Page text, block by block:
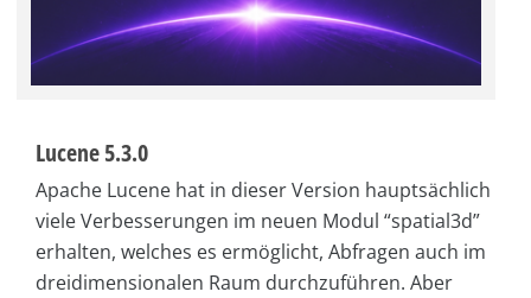
Lucene 5.3.0
Apache Lucene hat in dieser Version hauptsächlich
viele Verbesserungen im neuen Modul “spatial3d”
erhalten, welches es ermöglicht, Abfragen auch im
dreidimensionalen Raum durchzuführen. Aber